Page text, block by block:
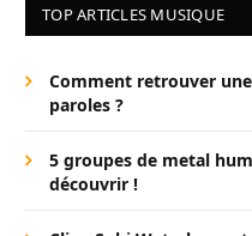
TOP ARTICLES MUSIQUE
Comment retrouver
paroles ?
5 groupes de metal
découvrir !